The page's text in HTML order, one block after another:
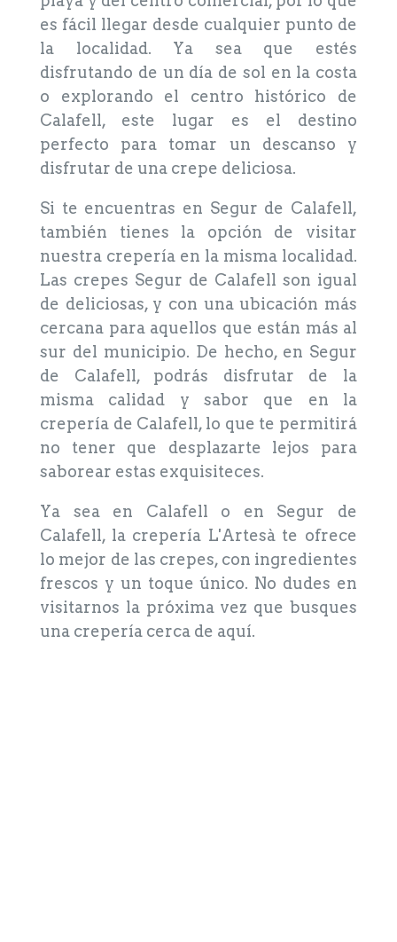
es fácil llegar desde cualquier punto de
la localidad. Ya sea que estés
disfrutando de un día de sol en la costa
o explorando el centro histórico de
Calafell, este lugar es el destino
perfecto para tomar un descanso y
disfrutar de una crepe deliciosa.
Si te encuentras en Segur de Calafell,
también tienes la opción de visitar
nuestra crepería en la misma localidad.
Las crepes Segur de Calafell son igual
de deliciosas, y con una ubicación más
cercana para aquellos que están más al
sur del municipio. De hecho, en Segur
de Calafell, podrás disfrutar de la
misma calidad y sabor que en la
crepería de Calafell, lo que te permitirá
no tener que desplazarte lejos para
saborear estas exquisiteces.
Ya sea en Calafell o en Segur de
Calafell, la crepería L'Artesà te ofrece
lo mejor de las crepes, con ingredientes
frescos y un toque único. No dudes en
visitarnos la próxima vez que busques
una crepería cerca de aquí.